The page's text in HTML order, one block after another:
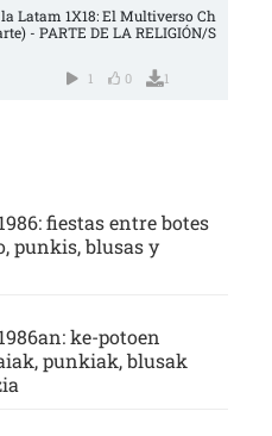
Latam 1X18: El Multiverso Ch
- PARTE DE LA RELIGIÓN/S
1 0 1
fiestas entre botes
punkis, blusas y
ke-potoen
punkiak, blusak